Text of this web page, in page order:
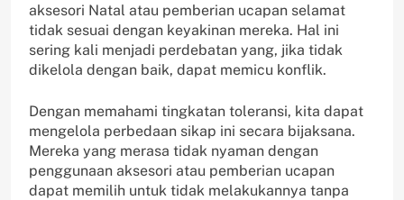
aksesori Natal atau pemberian ucapan selamat
tidak sesuai dengan keyakinan mereka. Hal ini
sering kali menjadi perdebatan yang, jika tidak
dikelola dengan baik, dapat memicu konflik.
Dengan memahami tingkatan toleransi, kita dapat
mengelola perbedaan sikap ini secara bijaksana.
Mereka yang merasa tidak nyaman dengan
penggunaan aksesori atau pemberian ucapan
dapat memilih untuk tidak melakukannya tanpa